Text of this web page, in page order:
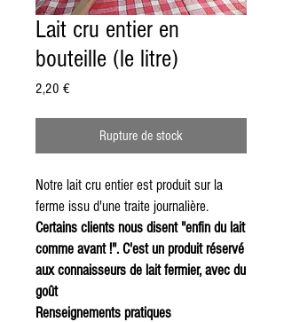
Lait cru entier en
bouteille (le litre)
2,20 €Prix
Rupture de stock
Notre lait cru entier est produit sur la
ferme issu d'une traite journalière.
Certains clients nous disent "enfin du lait
comme avant !". C'est un produit réservé
aux connaisseurs de lait fermier, avec du
goût
Renseignements pratiques